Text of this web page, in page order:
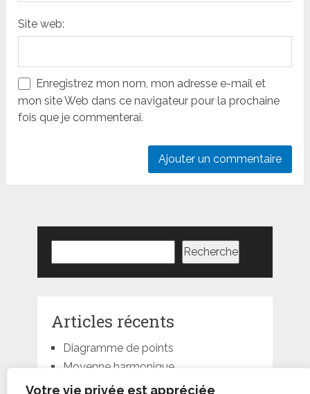
Votre vie privée est appréciée
Site web:
Enregistrez mon nom, mon adresse e-mail et
mon site Web dans ce navigateur pour la prochaine
fois que je commenterai.
Recherche
Articles récents
Diagramme de points
Moyenne harmonique
Moyenne géométrique